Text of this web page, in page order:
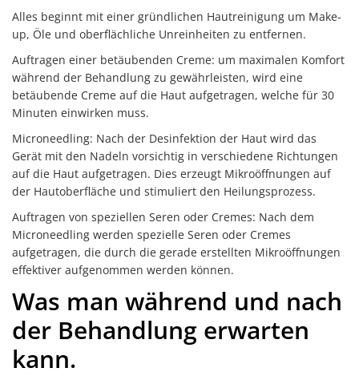
Alles beginnt mit einer gründlichen Hautreinigung um Make-
up, Öle und oberflächliche Unreinheiten zu entfernen.
Auftragen einer betäubenden Creme: um maximalen Komfort
während der Behandlung zu gewährleisten, wird eine
betäubende Creme auf die Haut aufgetragen, welche für 30
Minuten einwirken muss.
Microneedling: Nach der Desinfektion der Haut wird das
Gerät mit den Nadeln vorsichtig in verschiedene Richtungen
auf die Haut aufgetragen. Dies erzeugt Mikroöffnungen auf
der Hautoberfläche und stimuliert den Heilungsprozess.
Auftragen von speziellen Seren oder Cremes: Nach dem
Microneedling werden spezielle Seren oder Cremes
aufgetragen, die durch die gerade erstellten Mikroöffnungen
effektiver aufgenommen werden können.
Was man während und nach
der Behandlung erwarten
kann.